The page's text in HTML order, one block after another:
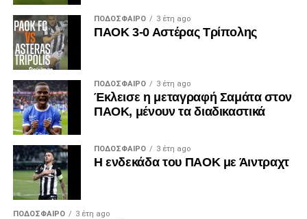
ΠΟΔΌΣΦΑΙΡΟ 3 έτη ago
ΠΑΟΚ 3-0 Αστέρας Τρίπολης
ΠΟΔΌΣΦΑΙΡΟ 3 έτη ago
Έκλεισε η μεταγραφή Σαμάτα στον
ΠΑΟΚ, μένουν τα διαδικαστικά
ΠΟΔΌΣΦΑΙΡΟ 3 έτη ago
Η ενδεκάδα του ΠΑΟΚ με Άιντραχτ
ΠΟΔΌΣΦΑΙΡΟ 3 έτη ago